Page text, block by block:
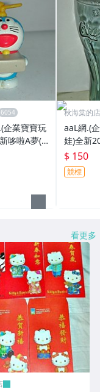
企業寶寶玩
哆啦A夢(D
蜓公仔!/6
秋海棠的店
aaL網.(
娃)全新
行可口
曲線杯-
行!/6房樂
$ 150
競標
看更多